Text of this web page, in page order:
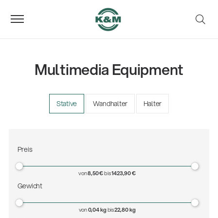
Multimedia Equipment
Stative Wandhalter Halter
Preis
von8,50 €bis1423,90 €
Gewicht
von0,04 kgbis22,80 kg